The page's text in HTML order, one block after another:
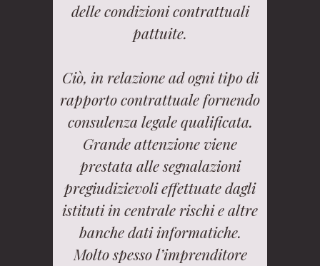
delle condizioni contrattuali
pattuite.
Ciò, in relazione ad ogni tipo di
rapporto contrattuale fornendo
consulenza legale qualificata.
Grande attenzione viene
prestata alle segnalazioni
pregiudizievoli effettuate dagli
istituti in centrale rischi e altre
banche dati informatiche.
Molto spesso l’imprenditore